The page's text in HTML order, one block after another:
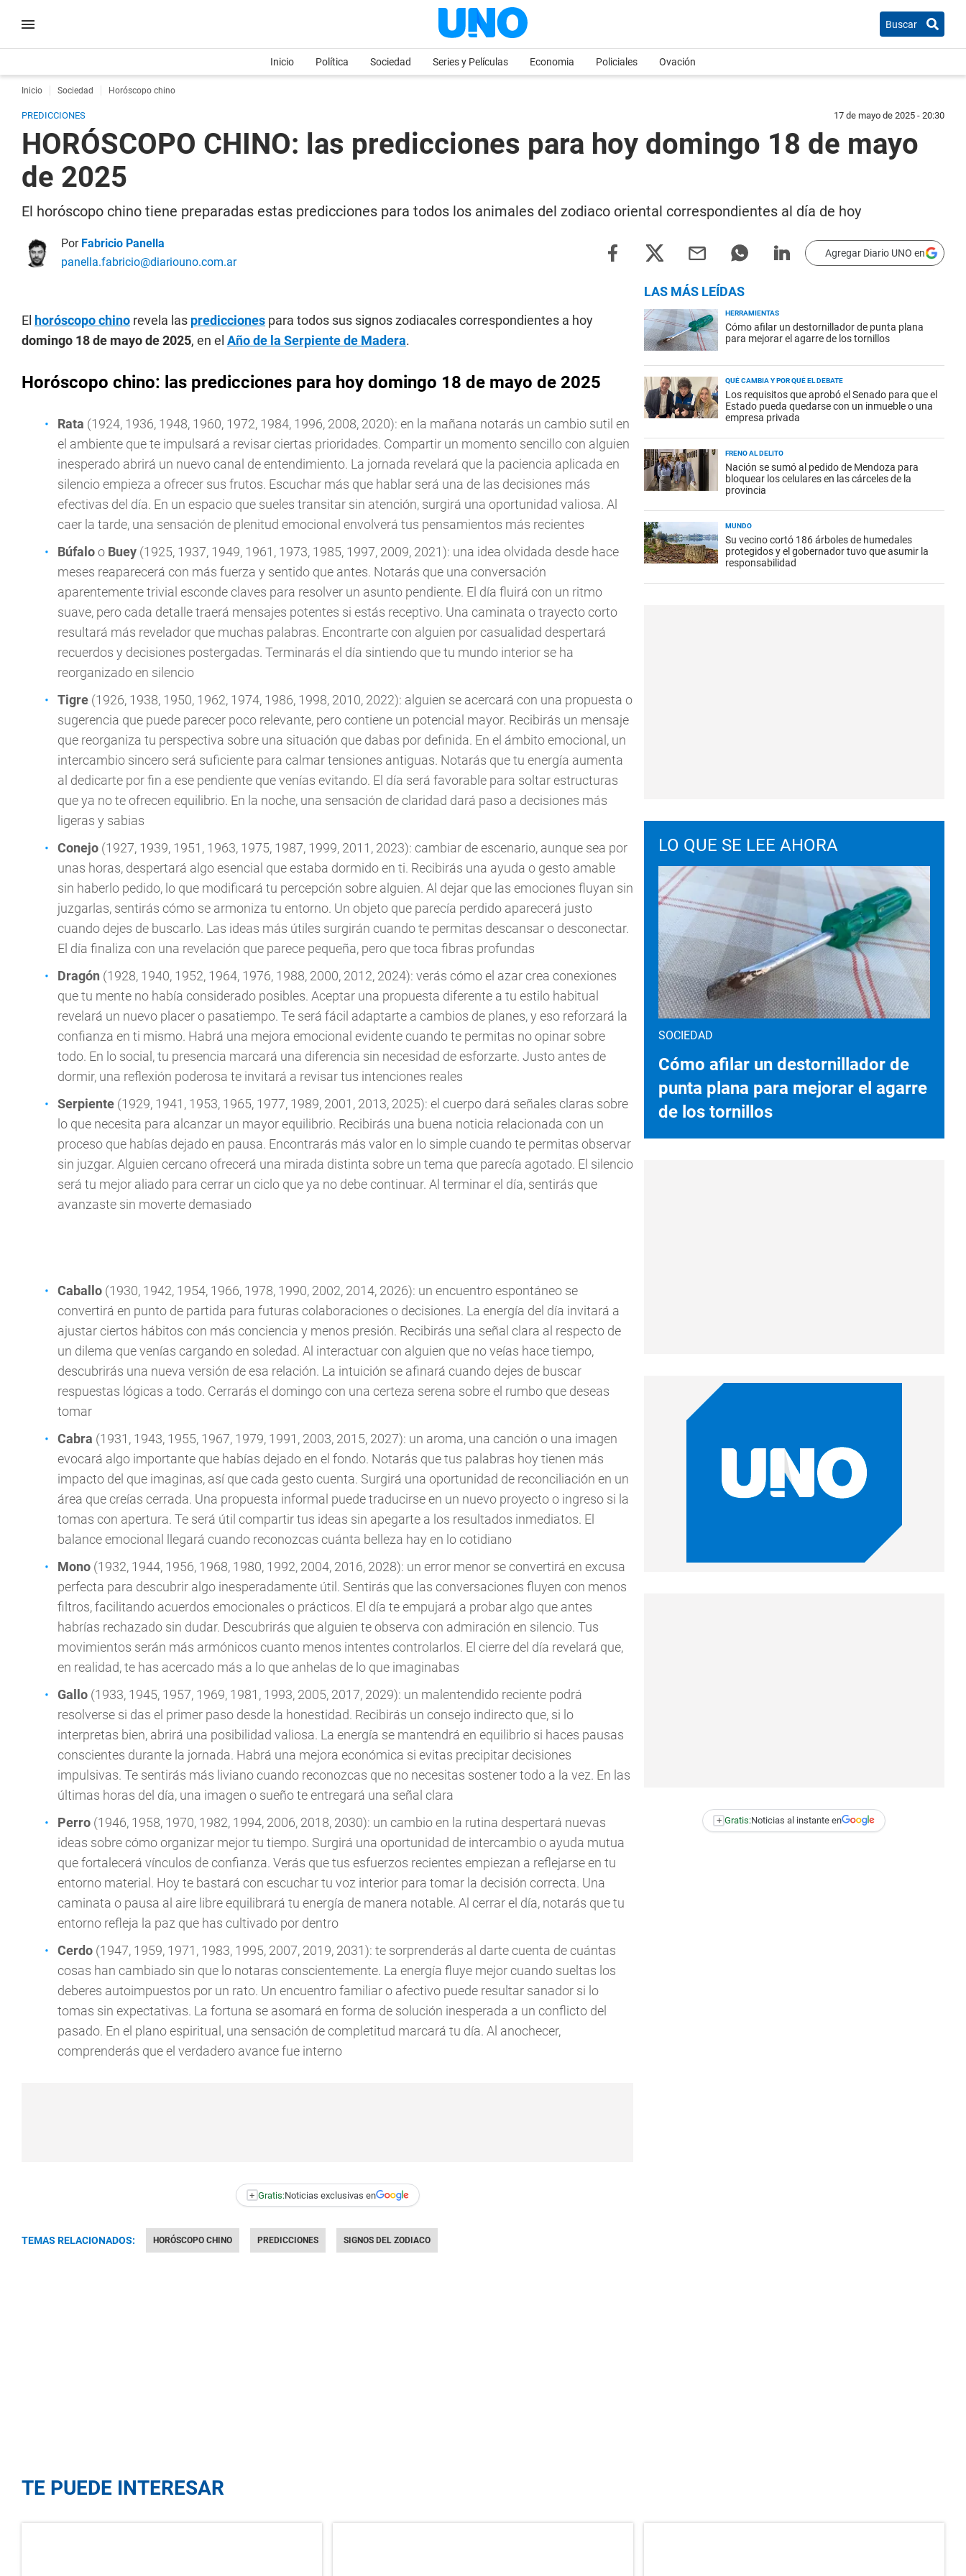
Buscar
Inicio Política Sociedad Series y Películas Economia Policiales Ovación
Inicio Sociedad Horóscopo chino
PREDICCIONES 17 de mayo de 2025 - 20:30
HORÓSCOPO CHINO: las predicciones para hoy domingo 18 de mayo
de 2025
El horóscopo chino tiene preparadas estas predicciones para todos los animales del zodiaco oriental correspondientes al día de hoy
Por Fabricio Panella
panella.fabricio@diariouno.com.ar
Agregar Diario UNO en
El horóscopo chino revela las predicciones para todos sus signos zodiacales correspondientes a hoy
domingo 18 de mayo de 2025, en el Año de la Serpiente de Madera.
Horóscopo chino: las predicciones para hoy domingo 18 de mayo de 2025
Rata (1924, 1936, 1948, 1960, 1972, 1984, 1996, 2008, 2020): en la mañana notarás un cambio sutil en
el ambiente que te impulsará a revisar ciertas prioridades. Compartir un momento sencillo con alguien
inesperado abrirá un nuevo canal de entendimiento. La jornada revelará que la paciencia aplicada en
silencio empieza a ofrecer sus frutos. Escuchar más que hablar será una de las decisiones más
efectivas del día. En un espacio que sueles transitar sin atención, surgirá una oportunidad valiosa. Al
caer la tarde, una sensación de plenitud emocional envolverá tus pensamientos más recientes
Búfaloo Buey (1925, 1937, 1949, 1961, 1973, 1985, 1997, 2009, 2021): una idea olvidada desde hace
meses reaparecerá con más fuerza y sentido que antes. Notarás que una conversación
aparentemente trivial esconde claves para resolver un asunto pendiente. El día fluirá con un ritmo
suave, pero cada detalle traerá mensajes potentes si estás receptivo. Una caminata o trayecto corto
resultará más revelador que muchas palabras. Encontrarte con alguien por casualidad despertará
recuerdos y decisiones postergadas. Terminarás el día sintiendo que tu mundo interior se ha
reorganizado en silencio
Tigre (1926, 1938, 1950, 1962, 1974, 1986, 1998, 2010, 2022): alguien se acercará con una propuesta o
sugerencia que puede parecer poco relevante, pero contiene un potencial mayor. Recibirás un mensaje
que reorganiza tu perspectiva sobre una situación que dabas por definida. En el ámbito emocional, un
intercambio sincero será suficiente para calmar tensiones antiguas. Notarás que tu energía aumenta
al dedicarte por fin a ese pendiente que venías evitando. El día será favorable para soltar estructuras
que ya no te ofrecen equilibrio. En la noche, una sensación de claridad dará paso a decisiones más
ligeras y sabias
Conejo (1927, 1939, 1951, 1963, 1975, 1987, 1999, 2011, 2023): cambiar de escenario, aunque sea por
unas horas, despertará algo esencial que estaba dormido en ti. Recibirás una ayuda o gesto amable
sin haberlo pedido, lo que modificará tu percepción sobre alguien. Al dejar que las emociones fluyan sin
juzgarlas, sentirás cómo se armoniza tu entorno. Un objeto que parecía perdido aparecerá justo
cuando dejes de buscarlo. Las ideas más útiles surgirán cuando te permitas descansar o desconectar.
El día finaliza con una revelación que parece pequeña, pero que toca fibras profundas
Dragón (1928, 1940, 1952, 1964, 1976, 1988, 2000, 2012, 2024): verás cómo el azar crea conexiones
que tu mente no había considerado posibles. Aceptar una propuesta diferente a tu estilo habitual
revelará un nuevo placer o pasatiempo. Te será fácil adaptarte a cambios de planes, y eso reforzará la
confianza en ti mismo. Habrá una mejora emocional evidente cuando te permitas no opinar sobre
todo. En lo social, tu presencia marcará una diferencia sin necesidad de esforzarte. Justo antes de
dormir, una reflexión poderosa te invitará a revisar tus intenciones reales
Serpiente (1929, 1941, 1953, 1965, 1977, 1989, 2001, 2013, 2025): el cuerpo dará señales claras sobre
lo que necesita para alcanzar un mayor equilibrio. Recibirás una buena noticia relacionada con un
proceso que habías dejado en pausa. Encontrarás más valor en lo simple cuando te permitas observar
sin juzgar. Alguien cercano ofrecerá una mirada distinta sobre un tema que parecía agotado. El silencio
será tu mejor aliado para cerrar un ciclo que ya no debe continuar. Al terminar el día, sentirás que
avanzaste sin moverte demasiado
Caballo (1930, 1942, 1954, 1966, 1978, 1990, 2002, 2014, 2026): un encuentro espontáneo se
convertirá en punto de partida para futuras colaboraciones o decisiones. La energía del día invitará a
ajustar ciertos hábitos con más conciencia y menos presión. Recibirás una señal clara al respecto de
un dilema que venías cargando en soledad. Al interactuar con alguien que no veías hace tiempo,
descubrirás una nueva versión de esa relación. La intuición se afinará cuando dejes de buscar
respuestas lógicas a todo. Cerrarás el domingo con una certeza serena sobre el rumbo que deseas
tomar
Cabra (1931, 1943, 1955, 1967, 1979, 1991, 2003, 2015, 2027): un aroma, una canción o una imagen
evocará algo importante que habías dejado en el fondo. Notarás que tus palabras hoy tienen más
impacto del que imaginas, así que cada gesto cuenta. Surgirá una oportunidad de reconciliación en un
área que creías cerrada. Una propuesta informal puede traducirse en un nuevo proyecto o ingreso si la
tomas con apertura. Te será útil compartir tus ideas sin apegarte a los resultados inmediatos. El
balance emocional llegará cuando reconozcas cuánta belleza hay en lo cotidiano
Mono (1932, 1944, 1956, 1968, 1980, 1992, 2004, 2016, 2028): un error menor se convertirá en excusa
perfecta para descubrir algo inesperadamente útil. Sentirás que las conversaciones fluyen con menos
filtros, facilitando acuerdos emocionales o prácticos. El día te empujará a probar algo que antes
habrías rechazado sin dudar. Descubrirás que alguien te observa con admiración en silencio. Tus
movimientos serán más armónicos cuanto menos intentes controlarlos. El cierre del día revelará que,
en realidad, te has acercado más a lo que anhelas de lo que imaginabas
Gallo (1933, 1945, 1957, 1969, 1981, 1993, 2005, 2017, 2029): un malentendido reciente podrá
resolverse si das el primer paso desde la honestidad. Recibirás un consejo indirecto que, si lo
interpretas bien, abrirá una posibilidad valiosa. La energía se mantendrá en equilibrio si haces pausas
conscientes durante la jornada. Habrá una mejora económica si evitas precipitar decisiones
impulsivas. Te sentirás más liviano cuando reconozcas que no necesitas sostener todo a la vez. En las
últimas horas del día, una imagen o sueño te entregará una señal clara
Perro (1946, 1958, 1970, 1982, 1994, 2006, 2018, 2030): un cambio en la rutina despertará nuevas
ideas sobre cómo organizar mejor tu tiempo. Surgirá una oportunidad de intercambio o ayuda mutua
que fortalecerá vínculos de confianza. Verás que tus esfuerzos recientes empiezan a reflejarse en tu
entorno material. Hoy te bastará con escuchar tu voz interior para tomar la decisión correcta. Una
caminata o pausa al aire libre equilibrará tu energía de manera notable. Al cerrar el día, notarás que tu
entorno refleja la paz que has cultivado por dentro
Cerdo (1947, 1959, 1971, 1983, 1995, 2007, 2019, 2031): te sorprenderás al darte cuenta de cuántas
cosas han cambiado sin que lo notaras conscientemente. La energía fluye mejor cuando sueltas los
deberes autoimpuestos por un rato. Un encuentro familiar o afectivo puede resultar sanador si lo
tomas sin expectativas. La fortuna se asomará en forma de solución inesperada a un conflicto del
pasado. En el plano espiritual, una sensación de completitud marcará tu día. Al anochecer,
comprenderás que el verdadero avance fue interno
+ Gratis:Noticias exclusivas en
TEMAS RELACIONADOS: HORÓSCOPO CHINO PREDICCIONES SIGNOS DEL ZODIACO
LAS MÁS LEÍDAS
HERRAMIENTAS
Cómo afilar un destornillador de punta plana
para mejorar el agarre de los tornillos
QUÉ CAMBIA Y POR QUÉ EL DEBATE
Los requisitos que aprobó el Senado para que el
Estado pueda quedarse con un inmueble o una
empresa privada
FRENO AL DELITO
Nación se sumó al pedido de Mendoza para
bloquear los celulares en las cárceles de la
provincia
MUNDO
Su vecino cortó 186 árboles de humedales
protegidos y el gobernador tuvo que asumir la
responsabilidad
LO QUE SE LEE AHORA
SOCIEDAD
Cómo afilar un destornillador de
punta plana para mejorar el agarre
de los tornillos
+ Gratis:Noticias al instante en
TE PUEDE INTERESAR